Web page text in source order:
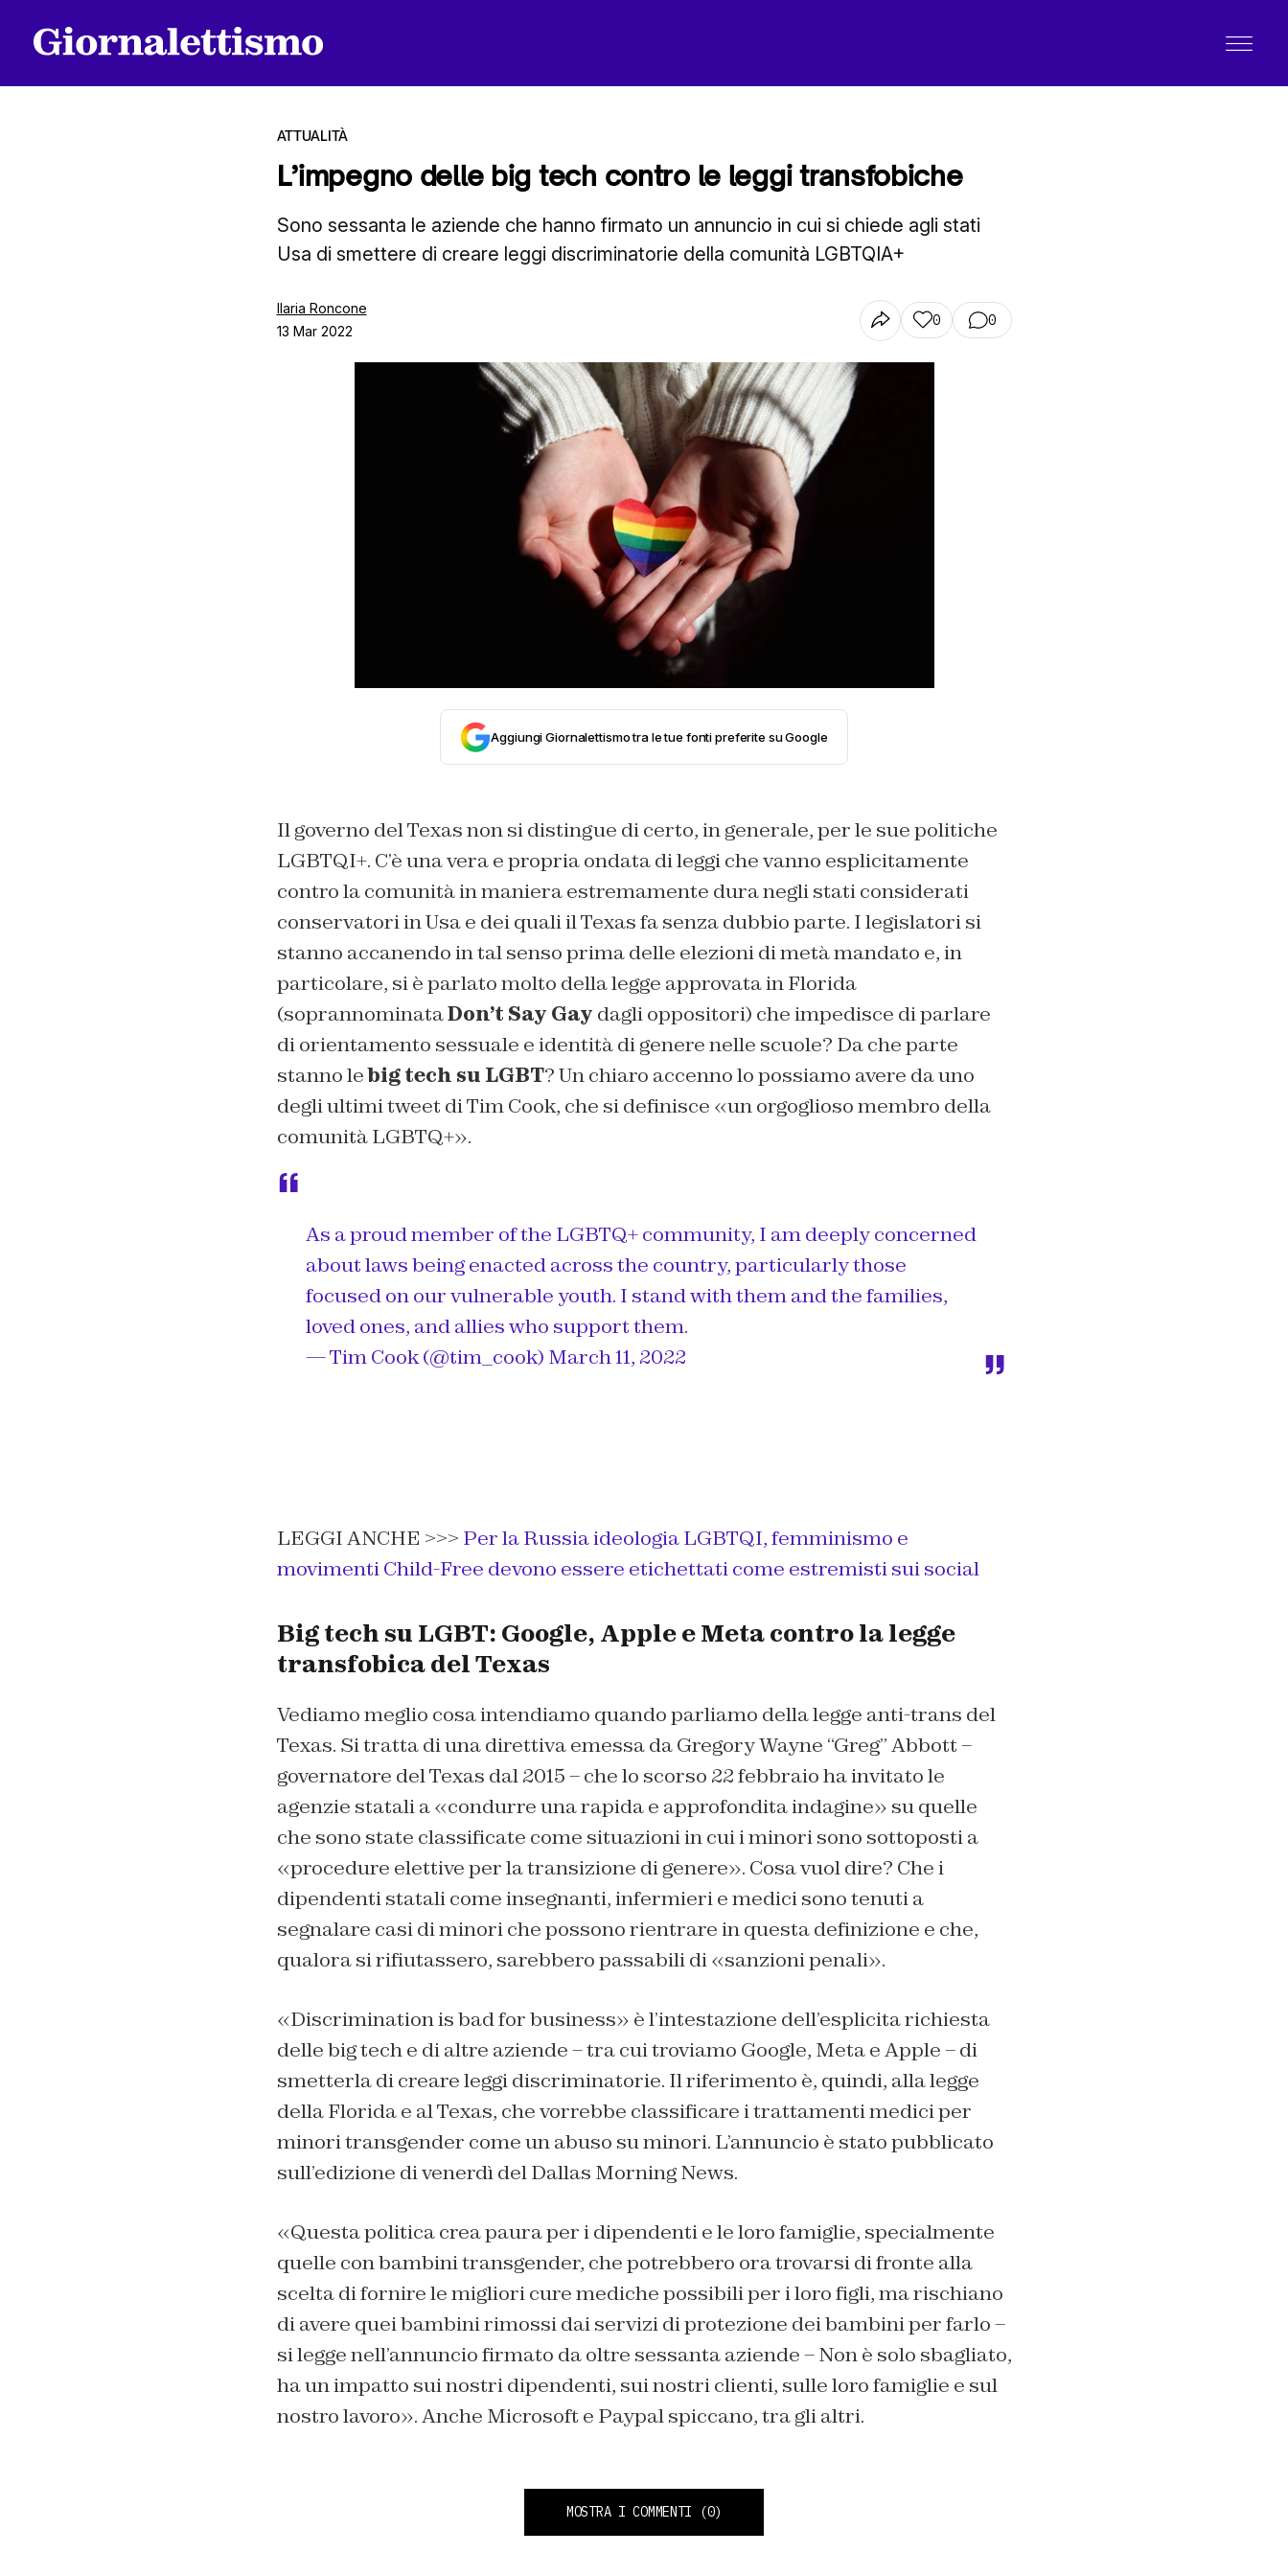
ATTUALITÀ
L’impegno delle big tech contro le leggi transfobiche
Sono sessanta le aziende che hanno firmato un annuncio in cui si chiede agli stati
Usa di smettere di creare leggi discriminatorie della comunità LGBTQIA+
Ilaria Roncone
13 Mar 2022
0 0
Aggiungi Giornalettismo tra le tue fonti preferite su Google
Il governo del Texas non si distingue di certo, in generale, per le sue politiche
LGBTQI+. C’è una vera e propria ondata di leggi che vanno esplicitamente
contro la comunità in maniera estremamente dura negli stati considerati
conservatori in Usa e dei quali il Texas fa senza dubbio parte. I legislatori si
stanno accanendo in tal senso prima delle elezioni di metà mandato e, in
particolare, si è parlato molto della legge approvata in Florida
(soprannominataDon’t Say Gay dagli oppositori) che impedisce di parlare
di orientamento sessuale e identità di genere nelle scuole? Da che parte
stanno lebig tech su LGBT? Un chiaro accenno lo possiamo avere da uno
degli ultimi tweet di Tim Cook, che si definisce «un orgoglioso membro della
comunità LGBTQ+».
As a proud member of the LGBTQ+ community, I am deeply concerned
about laws being enacted across the country, particularly those
focused on our vulnerable youth. I stand with them and the families,
loved ones, and allies who support them.
— Tim Cook (@tim_cook) March 11, 2022
LEGGI ANCHE >>> Per la Russia ideologia LGBTQI, femminismo e
movimenti Child-Free devono essere etichettati come estremisti sui social
Big tech su LGBT: Google, Apple e Meta contro la legge
transfobica del Texas
Vediamo meglio cosa intendiamo quando parliamo della legge anti-trans del
Texas. Si tratta di una direttiva emessa da Gregory Wayne “Greg” Abbott –
governatore del Texas dal 2015 – che lo scorso 22 febbraio ha invitato le
agenzie statali a «condurre una rapida e approfondita indagine» su quelle
che sono state classificate come situazioni in cui i minori sono sottoposti a
«procedure elettive per la transizione di genere». Cosa vuol dire? Che i
dipendenti statali come insegnanti, infermieri e medici sono tenuti a
segnalare casi di minori che possono rientrare in questa definizione e che,
qualora si rifiutassero, sarebbero passabili di «sanzioni penali».
«Discrimination is bad for business» è l’intestazione dell’esplicita richiesta
delle big tech e di altre aziende – tra cui troviamo Google, Meta e Apple – di
smetterla di creare leggi discriminatorie. Il riferimento è, quindi, alla legge
della Florida e al Texas, che vorrebbe classificare i trattamenti medici per
minori transgender come un abuso su minori. L’annuncio è stato pubblicato
sull’edizione di venerdì del Dallas Morning News.
«Questa politica crea paura per i dipendenti e le loro famiglie, specialmente
quelle con bambini transgender, che potrebbero ora trovarsi di fronte alla
scelta di fornire le migliori cure mediche possibili per i loro figli, ma rischiano
di avere quei bambini rimossi dai servizi di protezione dei bambini per farlo –
si legge nell’annuncio firmato da oltre sessanta aziende – Non è solo sbagliato,
ha un impatto sui nostri dipendenti, sui nostri clienti, sulle loro famiglie e sul
nostro lavoro». Anche Microsoft e Paypal spiccano, tra gli altri.
MOSTRA I COMMENTI (0)